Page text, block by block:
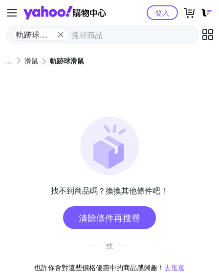
Yahoo購物中心
軌跡球滑
登入
滑鼠 軌跡球滑鼠
找不到商品嗎？換換其他條件吧！
清除條件再搜尋
或
也許你會對這些價格優惠中的商品感興趣！ 去逛逛